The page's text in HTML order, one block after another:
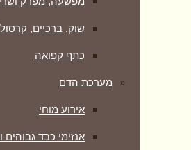
שוק, ברכיים,
כתף קפואה
מערכת הדם
אירוע מוחי
אנזימי כבד גבוהים